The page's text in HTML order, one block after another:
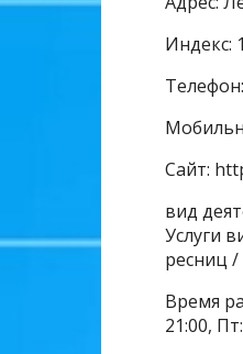
Индекс:
Сайт:
вид
Услуги
ресниц
Время
21:00,